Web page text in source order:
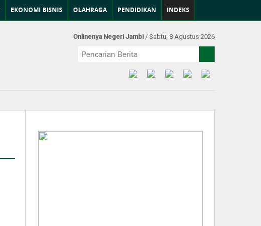
EKONOMI BISNIS OLAHRAGA PENDIDIKAN INDEKS
Onlinenya Negeri Jambi / Sabtu, 8 Agustus 2026